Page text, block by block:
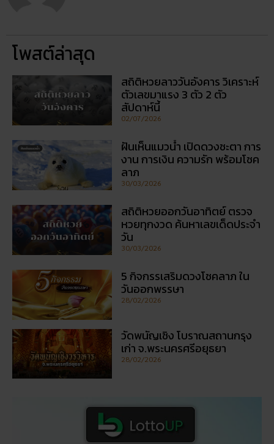
โพสต์ล่าสุด
สถิติหวยลาววันอังคาร วิเคราะห์
ตัวเลขมาแรง 3 ตัว 2 ตัว
สัปดาห์นี้
02/07/2026
ฝันเห็นแมวน้ำ เปิดดวงชะตา การ
งาน การเงิน ความรัก พร้อมโชค
ลาภ
30/03/2026
สถิติหวยออกวันอาทิตย์ ตรวจ
หวยทุกงวด ค้นหาเลขเด็ดประจำ
วัน
30/03/2026
5 กิจกรรเสริมดวงโชคลาภ ใน
วันออกพรรษา
28/02/2026
วัดพนัญเชิง โบราณสถานกรุง
เก่า จ.พระนครศรีอยุธยา
28/02/2026